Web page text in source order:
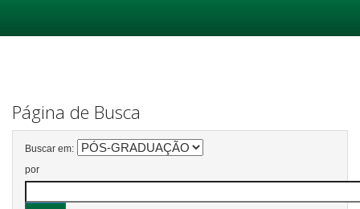
Página de Busca
Buscar em:
por